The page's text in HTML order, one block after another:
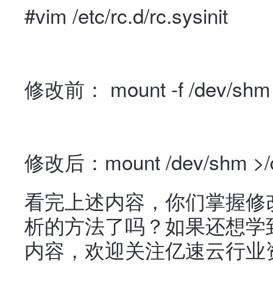
#vim /etc/rc.d/rc.sysinit
修改前： mount -f /dev/
修改后：mount /dev/shm
看完上述内容，你们掌握
析的方法了吗？如果还想
内容，欢迎关注亿速云行